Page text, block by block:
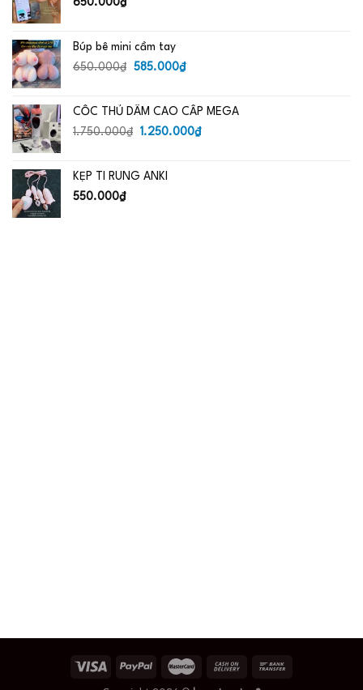
Búp bê mini cầm tay
650.000₫
Giá
650.000₫.
585.000₫Giá
là:
585.000₫.
CỐC THỦ DÂM CAO CẤP MEGA
1.750.000₫
Giá
1.750.000₫.
1.250.000₫Giá
KẸP TI RUNG ANKI
550.000₫